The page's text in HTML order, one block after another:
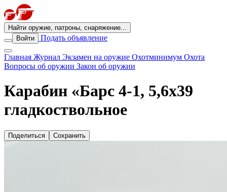
Найти оружие, патроны, снаряжение...
Войти
Подать объявление
Главная Журнал Экзамен на оружие Охотминимум Охота
Вопросы об оружии Закон об оружии
Карабин «Барс 4-1, 5,6х39
гладкоствольное
Поделиться Сохранить